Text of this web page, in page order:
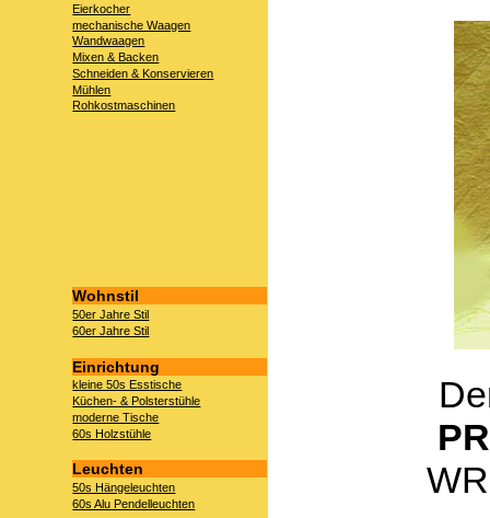
Eierkocher
mechanische Waagen
Wandwaagen
Mixen & Backen
Schneiden & Konservieren
Mühlen
Rohkostmaschinen
Wohnstil
50er Jahre Stil
60er Jahre Stil
Einrichtung
kleine 50s Esstische
Küchen- & Polsterstühle
moderne Tische
60s Holzstühle
Leuchten
50s Hängeleuchten
60s Alu Pendelleuchten